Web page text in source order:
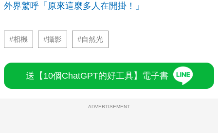
外界驚呼「原來這麼多人在開掛！」
#相機 #攝影 #自然光
送【10個ChatGPT的好工具】電子書
ADVERTISEMENT